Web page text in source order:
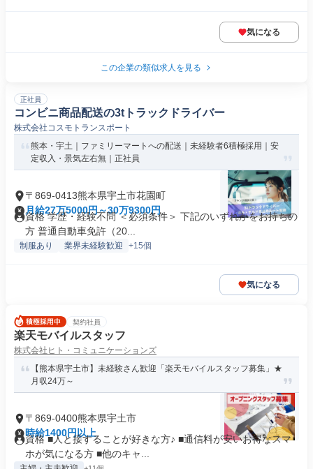
気になる
この企業の類似求人を見る
正社員
コンビニ商品配送の3tトラックドライバー
株式会社コスモトランスポート
熊本・宇土｜ファミリーマートへの配送｜未経験者6積極採用｜安
定収入・景気左右無｜正社員
〒869-0413熊本県宇土市花園町
月給27万5000円～30万9300円
資格 学歴・経験不問 ＜必須条件＞ 下記のいずれかをお持ちの
方 普通自動車免許（20...
制服あり 業界未経験歓迎 +15個
気になる
契約社員
楽天モバイルスタッフ
株式会社ヒト・コミュニケーションズ
【熊本県宇土市】未経験さん歓迎「楽天モバイルスタッフ募集」★
月収24万～
〒869-0400熊本県宇土市
時給1400円以上
資格 ■人と接することが好きな方♪ ■通信料が安いお得なスマ
ホが気になる方 ■他のキャ...